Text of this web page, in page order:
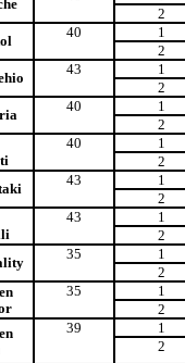
2
40
1
2
43
1
2
40
1
2
40
1
2
43
1
2
43
1
2
35
1
2
35
1
2
39
1
2